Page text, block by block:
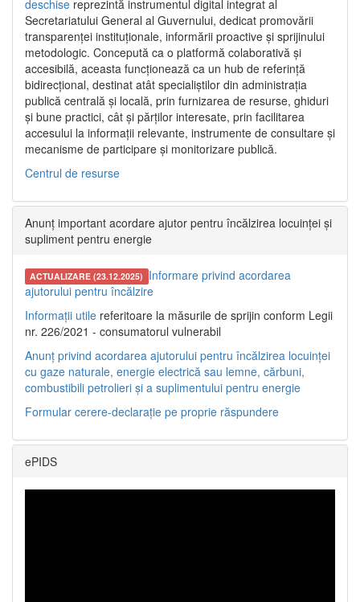
deschise reprezintă instrumentul digital integrat al
Secretariatului General al Guvernului, dedicat promovării
transparenței instituționale, informării proactive și sprijinului
metodologic. Concepută ca o platformă colaborativă și
accesibilă, aceasta funcționează ca un hub de referință
bidirecțional, destinat atât specialiștilor din administrația
publică centrală și locală, prin furnizarea de resurse, ghiduri
și bune practici, cât și părților interesate, prin facilitarea
accesului la informații relevante, instrumente de consultare și
mecanisme de participare și monitorizare publică.
Centrul de resurse
Anunț important acordare ajutor pentru încălzirea locuinței și
supliment pentru energie
ACTUALIZARE (23.12.2025) Informare privind acordarea
ajutorului pentru încălzire
Informații utile referitoare la măsurile de sprijin conform Legii
nr. 226/2021 - consumatorul vulnerabil
Anunț privind acordarea ajutorului pentru încălzirea locuinței
cu gaze naturale, energie electrică sau lemne, cărbuni,
combustibili petrolieri și a suplimentului pentru energie
Formular cerere-declarație pe proprie răspundere
ePIDS